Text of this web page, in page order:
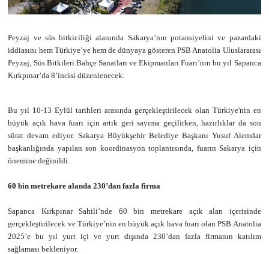
Peyzaj ve süs bitkiciliği alanında Sakarya’nın potansiyelini ve pazardaki
iddiasını hem Türkiye’ye hem de dünyaya gösteren PSB Anatolia Uluslararası
Peyzaj, Süs Bitkileri Bahçe Sanatları ve Ekipmanları Fuarı’nın bu yıl Sapanca
Kırkpınar’da 8’incisi düzenlenecek.
Bu yıl 10-13 Eylül tarihleri arasında gerçekleştirilecek olan Türkiye'nin en
büyük açık hava fuarı için artık geri sayıma geçilirken, hazırlıklar da son
sürat devam ediyor. Sakarya Büyükşehir Belediye Başkanı Yusuf Alemdar
başkanlığında yapılan son koordinasyon toplantısında, fuarın Sakarya için
önemine değinildi.
60 bin metrekare alanda 230’dan fazla firma
Sapanca Kırkpınar Sahili’nde 60 bin metrekare açık alan içerisinde
gerçekleştirilecek ve Türkiye’nin en büyük açık hava fuarı olan PSB Anatolia
2025’e bu yıl yurt içi ve yurt dışında 230’dan fazla firmanın katılım
sağlaması bekleniyor.